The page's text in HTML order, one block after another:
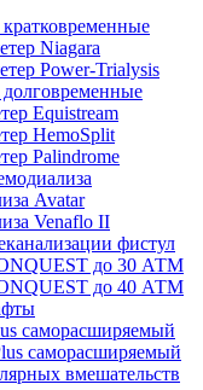
Niagara
Power-Trialysis
долговременные
Equistream
HemoSplit
Palindrome
Avatar
Venaflo II
фистул
до 30 АТМ
до 40 АТМ
саморасширяемый
саморасширяемый
вмешательств